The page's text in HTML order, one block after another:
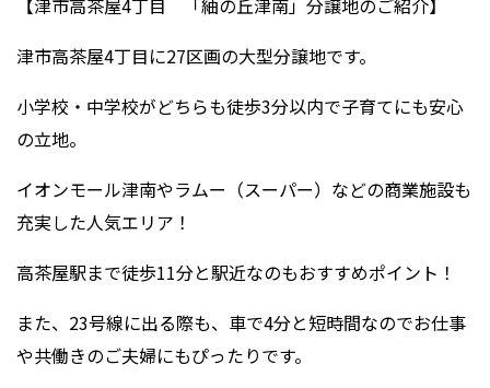
【津市高茶屋4丁目 「紬の丘津南」分譲地のご紹介】
津市高茶屋4丁目に27区画の大型分譲地です。
小学校・中学校がどちらも徒歩3分以内で子育てにも安心
の立地。
イオンモール津南やラムー（スーパー）などの商業施設も
充実した人気エリア！
高茶屋駅まで徒歩11分と駅近なのもおすすめポイント！
また、23号線に出る際も、車で4分と短時間なのでお仕事
や共働きのご夫婦にもぴったりです。